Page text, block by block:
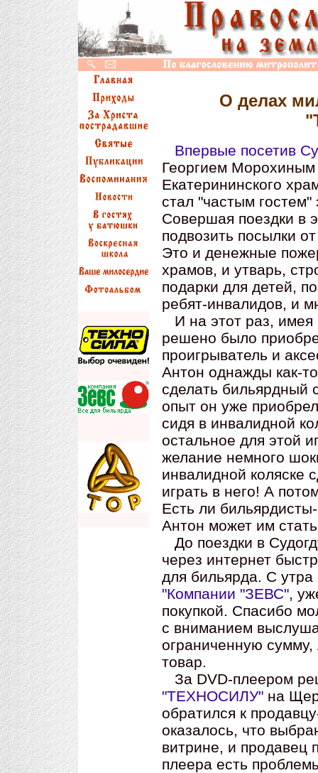
О делах
Впервые посетив
Георгием Морохиным
Екатерининского
стал "частым гостем"
Совершая поездки в
подвозить посылки
Это и денежные
храмов, и утварь,
подарки для детей,
ребят-инвалидов, и
И на этот раз, имея
решено было
проигрыватель и
Антон однажды как-
сделать бильярдный
опыт он уже
сидя в инвалидной
остальное для этой
желание немного
инвалидной коляске
играть в него! А
Есть ли
Антон может им
До поездки в
через интернет
для бильярда. С
"Компании "ЗЕВС",
покупкой. Спасибо
с вниманием
ограниченную сумму,
товар.
За DVD-плеером
"ТЕХНОСИЛУ" на
обратился к
оказалось, что
витрине, и продавец
плеера есть